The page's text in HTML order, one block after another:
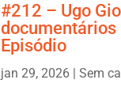
#212 – Ugo
documentários
Episódio
jan 29, 2026 |Sem